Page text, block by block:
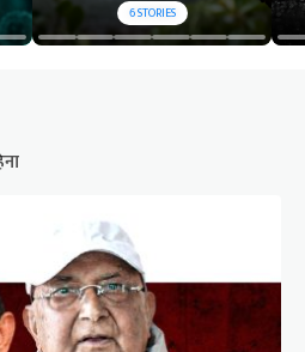
6STORIES